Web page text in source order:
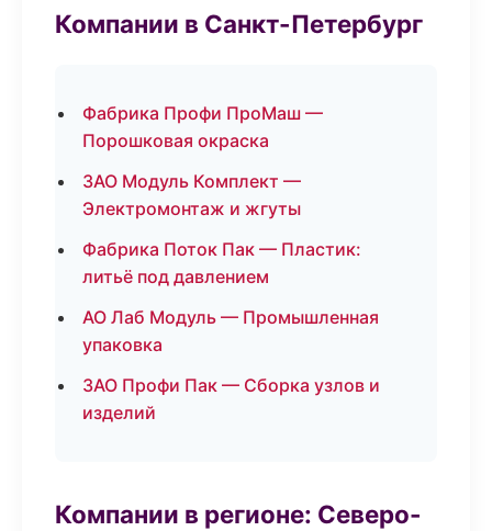
Компании в Санкт-Петербург
Фабрика Профи ПроМаш —
Порошковая окраска
ЗАО Модуль Комплект —
Электромонтаж и жгуты
Фабрика Поток Пак — Пластик:
литьё под давлением
АО Лаб Модуль — Промышленная
упаковка
ЗАО Профи Пак — Сборка узлов и
изделий
Компании в регионе: Северо-